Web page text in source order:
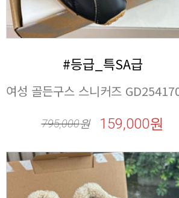
#등급_특SA급
여성 골든구스 스니커즈
795,000원 159,000원